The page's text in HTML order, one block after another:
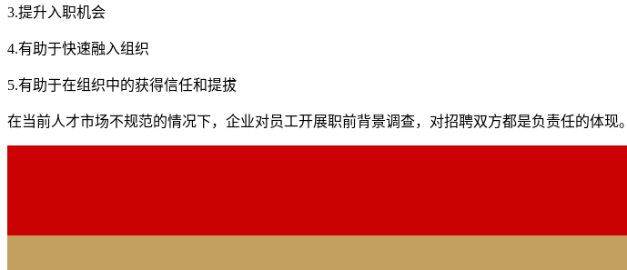
3.提升入职机会
4.有助于快速融入组织
5.有助于在组织中的获得信任和提拔
在当前人才市场不规范的情况下，企业对员工开展职前背景调查，对招聘双方都是负责任的体现。